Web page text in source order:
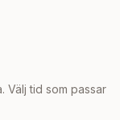
Välj tid som passar